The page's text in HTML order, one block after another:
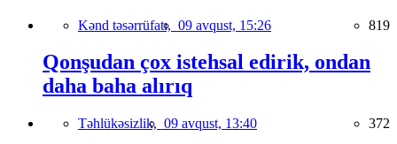
Kənd təsərrüfatı, 09 avqust, 15:26 819
Qonşudan çox istehsal edirik, ondan
daha baha alırıq
Təhlükəsizlik, 09 avqust, 13:40 372